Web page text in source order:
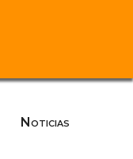
Noticias